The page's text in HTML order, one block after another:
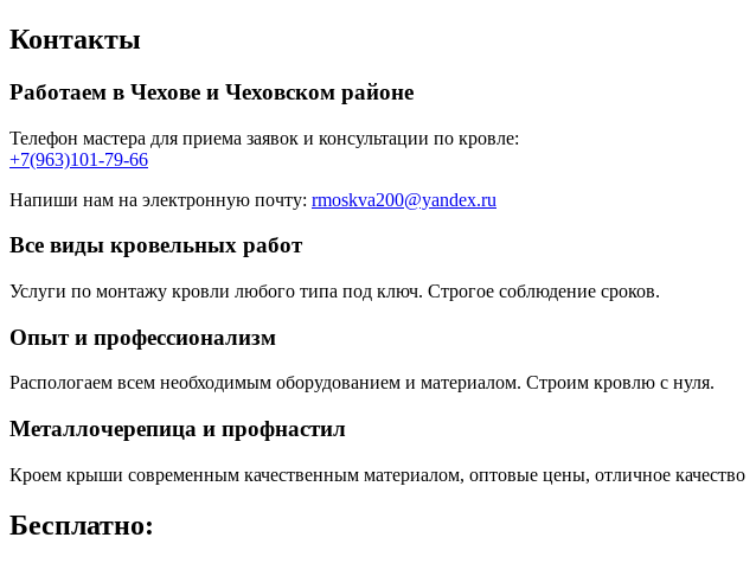
Контакты
Работаем в Чехове и Чеховском районе
Телефон мастера для приема заявок и консультации по кровле:
+7(963)101-79-66
Напиши нам на электронную почту: rmoskva200@yandex.ru
Все виды кровельных работ
Услуги по монтажу кровли любого типа под ключ. Строгое соблюдение сроков.
Опыт и профессионализм
Распологаем всем необходимым оборудованием и материалом. Строим кровлю с нуля.
Металлочерепица и профнастил
Кроем крыши современным качественным материалом, оптовые цены, отличное качество
Бесплатно: